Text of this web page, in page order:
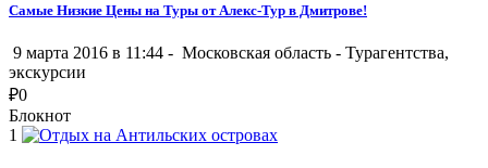
Самые Низкие Цены на Туры от Алекс-Тур в Дмитрове!
9 марта 2016 в 11:44 - Московская область - Турагентства,
экскурсии
₽0
Блокнот
1